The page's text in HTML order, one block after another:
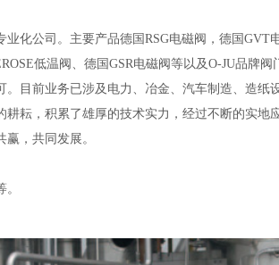
化公司。主要产品德国RSG电磁阀，德国GVT
低温阀、德国GSR电磁阀等以及O-JU品牌
目前业务已涉及电力、冶金、汽车制造、造纸
耘，积累了雄厚的技术实力，经过不断的实地
，共同发展。